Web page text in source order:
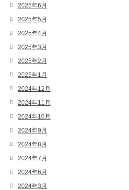
2025年6月
2025年5月
2025年4月
2025年3月
2025年2月
2025年1月
2024年12月
2024年11月
2024年10月
2024年9月
2024年8月
2024年7月
2024年6月
2024年3月